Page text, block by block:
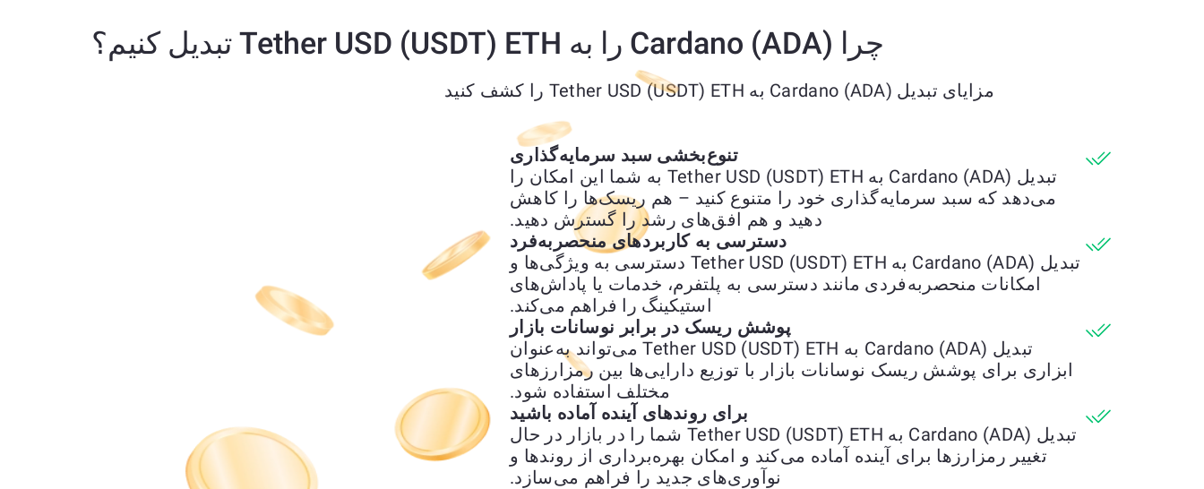
چرا Cardano (ADA) را به Tether USD (USDT) ETH تبدیل کنیم؟
مزایای تبدیل Cardano (ADA) به Tether USD (USDT) ETH را کشف کنید
تنوع‌بخشی سبد سرمایه‌گذاری
تبدیل Cardano (ADA) به Tether USD (USDT) ETH به شما این امکان را
می‌دهد که سبد سرمایه‌گذاری خود را متنوع کنید – هم ریسک‌ها را کاهش
دهید و هم افق‌های رشد را گسترش دهید.
دسترسی به کاربردهای منحصربه‌فرد
تبدیل Cardano (ADA) به Tether USD (USDT) ETH دسترسی به ویژگی‌ها و
امکانات منحصربه‌فردی مانند دسترسی به پلتفرم، خدمات یا پاداش‌های
استیکینگ را فراهم می‌کند.
پوشش ریسک در برابر نوسانات بازار
تبدیل Cardano (ADA) به Tether USD (USDT) ETH می‌تواند به‌عنوان
ابزاری برای پوشش ریسک نوسانات بازار با توزیع دارایی‌ها بین رمزارزهای
مختلف استفاده شود.
برای روندهای آینده آماده باشید
تبدیل Cardano (ADA) به Tether USD (USDT) ETH شما را در بازار در حال
تغییر رمزارزها برای آینده آماده می‌کند و امکان بهره‌برداری از روندها و
نوآوری‌های جدید را فراهم می‌سازد.